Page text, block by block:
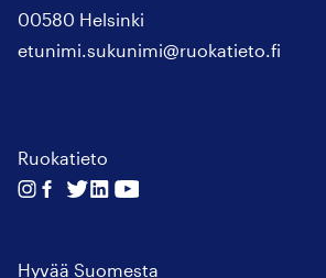
00580 Helsinki
etunimi.sukunimi@ruokatieto.fi
Ruokatieto
Seuraa
Seuraa
Seuraa
SeuraaSeuraa
Hyvää Suomesta